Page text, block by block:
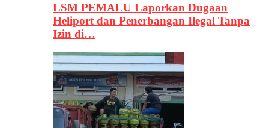
LSM PEMALU Laporkan Dugaan
Heliport dan Penerbangan Ilegal Tanpa
Izin di…